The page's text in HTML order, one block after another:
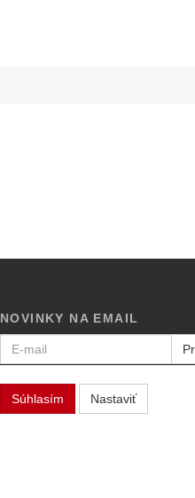
NOVINKY NA EMAIL
Súhlasím Nastaviť